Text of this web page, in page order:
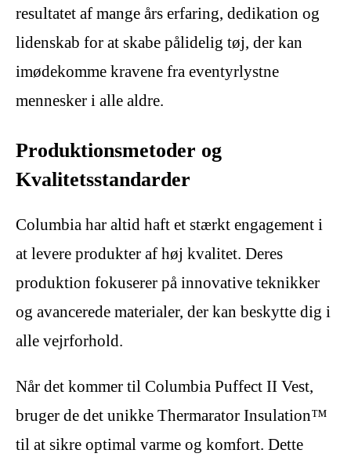
resultatet af mange års erfaring, dedikation og
lidenskab for at skabe pålidelig tøj, der kan
imødekomme kravene fra eventyrlystne
mennesker i alle aldre.
Produktionsmetoder og
Kvalitetsstandarder
Columbia har altid haft et stærkt engagement i
at levere produkter af høj kvalitet. Deres
produktion fokuserer på innovative teknikker
og avancerede materialer, der kan beskytte dig i
alle vejrforhold.
Når det kommer til Columbia Puffect II Vest,
bruger de det unikke Thermarator Insulation™
til at sikre optimal varme og komfort. Dette